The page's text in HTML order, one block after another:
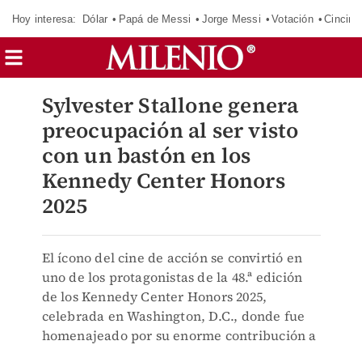
Hoy interesa: Dólar Papá de Messi Jorge Messi Votación
Sylvester Stallone genera
preocupación al ser visto
con un bastón en los
Kennedy Center Honors
2025
El ícono del cine de acción se convirtió en
uno de los protagonistas de la 48.ª edición
de los Kennedy Center Honors 2025,
celebrada en Washington, D.C., donde fue
homenajeado por su enorme contribución a